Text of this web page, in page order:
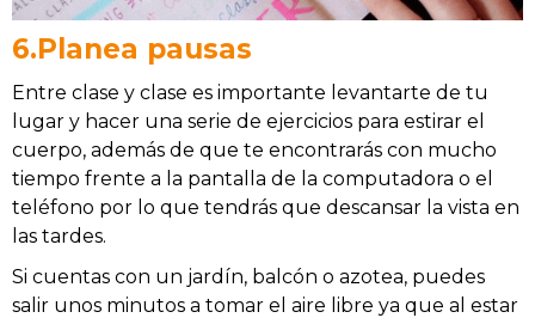
6.Planea pausas
Entre clase y clase es importante levantarte de tu
lugar y hacer una serie de ejercicios para estirar el
cuerpo, además de que te encontrarás con mucho
tiempo frente a la pantalla de la computadora o el
teléfono por lo que tendrás que descansar la vista en
las tardes.
Si cuentas con un jardín, balcón o azotea, puedes
salir unos minutos a tomar el aire libre ya que al estar